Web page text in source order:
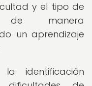
y el tipo de
de manera
un aprendizaje
identificación